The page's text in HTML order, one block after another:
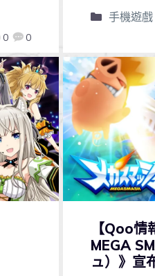
0 0
手機遊戲
【Qoo
MEGA
ュ）》宣